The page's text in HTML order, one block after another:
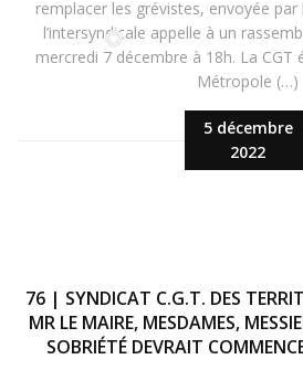
5 décembre
2022
remplacer les grévistes, envoyée
l’intersyndicale appelle à un
mercredi 7 décembre à 18h. La CGT
Métropole (…)
76 | SYNDICAT C.G.T. DES
MR LE MAIRE, MESDAMES,
SOBRIÉTÉ DEVRAIT